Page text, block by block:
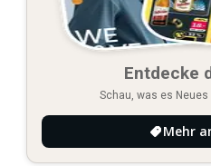
Entdecke
Schau, was es Neues
Mehr